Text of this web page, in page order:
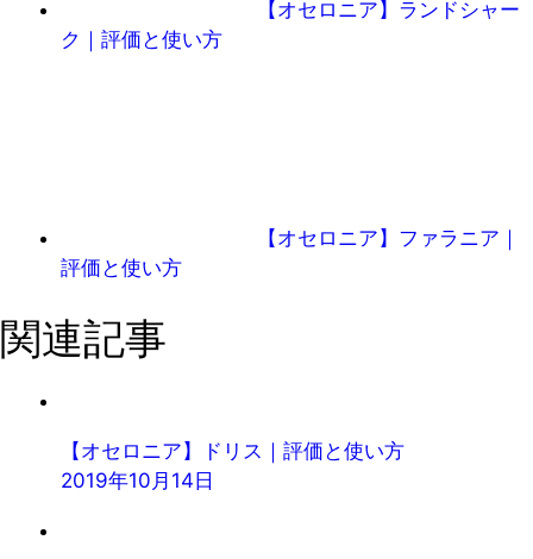
【オセロニア】ランドシャー
ク｜評価と使い方
【オセロニア】ファラニア｜
評価と使い方
関連記事
【オセロニア】ドリス｜評価と使い方
2019年10月14日